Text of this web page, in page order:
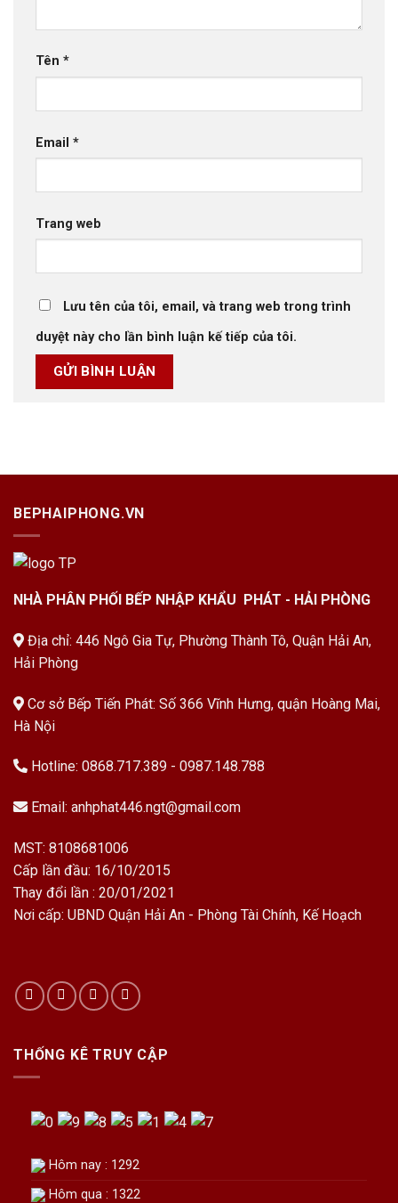
Tên *
Email *
Trang web
Lưu tên của tôi, email, và trang web trong trình
duyệt này cho lần bình luận kế tiếp của tôi.
BEPHAIPHONG.VN
NHÀ PHÂN PHỐI BẾP NHẬP KHẨU PHÁT - HẢI PHÒNG
Địa chỉ: 446 Ngô Gia Tự, Phường Thành Tô, Quận Hải An,
Hải Phòng
Cơ sở Bếp Tiến Phát: Số 366 Vĩnh Hưng, quận Hoàng Mai,
Hà Nội
Hotline: 0868.717.389 - 0987.148.788
Email: anhphat446.ngt@gmail.com
MST: 8108681006
Cấp lần đầu: 16/10/2015
Thay đổi lần : 20/01/2021
Nơi cấp: UBND Quận Hải An - Phòng Tài Chính, Kế Hoạch
THỐNG KÊ TRUY CẬP
Hôm nay : 1292
Hôm qua : 1322